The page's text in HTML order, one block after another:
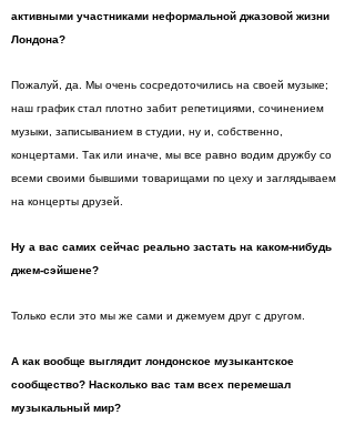
активными участниками неформальной джазовой жизни
Лондона?
Пожалуй, да. Мы очень сосредоточились на своей музыке;
наш график стал плотно забит репетициями, сочинением
музыки, записыванием в студии, ну и, собственно,
концертами. Так или иначе, мы все равно водим дружбу со
всеми своими бывшими товарищами по цеху и заглядываем
на концерты друзей.
Ну а вас самих сейчас реально застать на каком-нибудь
джем-сэйшене?
Только если это мы же сами и джемуем друг с другом.
А как вообще выглядит лондонское музыкантское
сообщество? Насколько вас там всех перемешал
музыкальный мир?